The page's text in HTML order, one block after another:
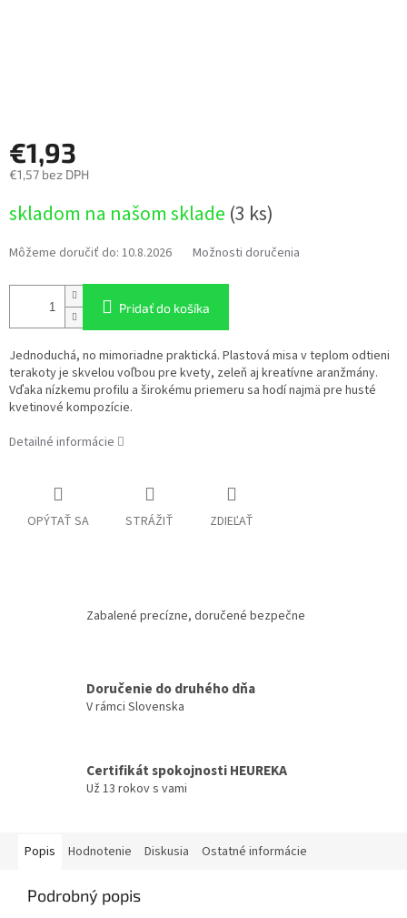
€1,93
€1,57 bez DPH
cena:
skladom na našom sklade (3 ks)
Môžeme doručiť do: 10.8.2026 Možnosti doručenia
Pridať do košíka
Jednoduchá, no mimoriadne praktická. Plastová misa v teplom odtieni
terakoty je skvelou voľbou pre kvety, zeleň aj kreatívne aranžmány.
Vďaka nízkemu profilu a širokému priemeru sa hodí najmä pre husté
kvetinové kompozície.
Detailné informácie
OPÝTAŤ SA STRÁŽIŤ ZDIEĽAŤ
Zabalené precízne, doručené bezpečne
Doručenie do druhého dňa
V rámci Slovenska
Certifikát spokojnosti HEUREKA
Už 13 rokov s vami
Popis Hodnotenie Diskusia Ostatné informácie
Podrobný popis